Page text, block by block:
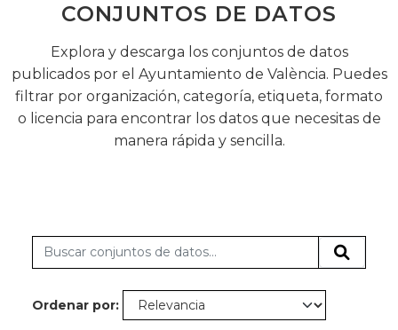
CONJUNTOS DE DATOS
Explora y descarga los conjuntos de datos
publicados por el Ayuntamiento de València. Puedes
filtrar por organización, categoría, etiqueta, formato
o licencia para encontrar los datos que necesitas de
manera rápida y sencilla.
Ordenar por